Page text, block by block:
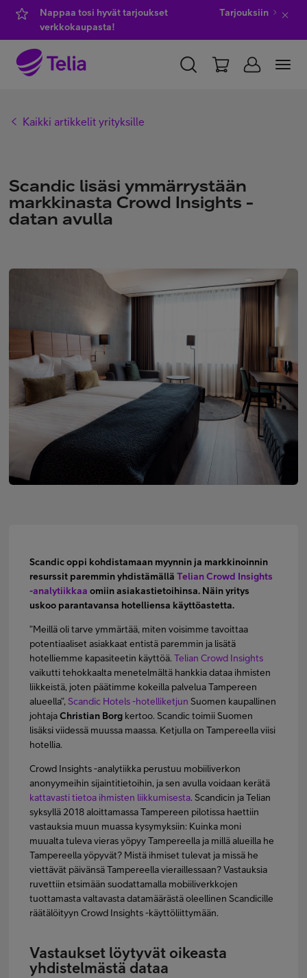
Nappaa tosi hyvät tarjoukset
verkkokaupasta!
Tarjouksiin
IT-palvelut
Asiakastuki
Minun Telia Yrityksille
Inspiroidu
Kaikki artikkelit yrityksille
Scandic lisäsi ymmärrystään
markkinasta Crowd Insights -
datan avulla
Scandic oppi kohdistamaan myynnin ja markkinoinnin
resurssit paremmin yhdistämälläTelian Crowd Insights
-analytiikkaa omiin asiakastietoihinsa. Näin yritys
uskoo parantavansa hotelliensa käyttöastetta.
”Meillä oli tarve ymmärtää, miten voisimme tavoittaa
potentiaaliset asiakkaat entistä paremmin ja lisätä
hotelliemme kapasiteetin käyttöä.Telian Crowd Insights
vaikutti tehokkaalta menetelmältä hankkia dataa ihmisten
liikkeistä, joten päätimme kokeilla palvelua Tampereen
alueella”,Scandic Hotels -hotelliketjun Suomen kaupallinen
johtajaChristian Borg kertoo. Scandic toimii Suomen
lisäksi viidessä muussa maassa. Ketjulla on Tampereella viisi
hotellia.
Crowd Insights -analytiikka perustuu mobiiliverkon
anonyymeihin sijaintitietoihin, ja sen avulla voidaan kerätä
kattavasti tietoa ihmisten liikkumisesta. Scandicin ja Telian
syksyllä 2018 aloittamassa Tampereen pilotissa haettiin
vastauksia muun muassa kysymyksiin: Kuinka moni
muualta tuleva vieras yöpyy Tampereella ja millä alueilla he
Tampereella yöpyvät? Mistä ihmiset tulevat ja missä he
viettävät päivänsä Tampereella vieraillessaan? Vastauksia
ruvettiin etsimään suodattamalla mobiiliverkkojen
tuottamasta valtavasta datamäärästä oleellinen Scandicille
räätälöityyn Crowd Insights -käyttöliittymään.
Vastaukset löytyvät oikeasta
yhdistelmästä dataa